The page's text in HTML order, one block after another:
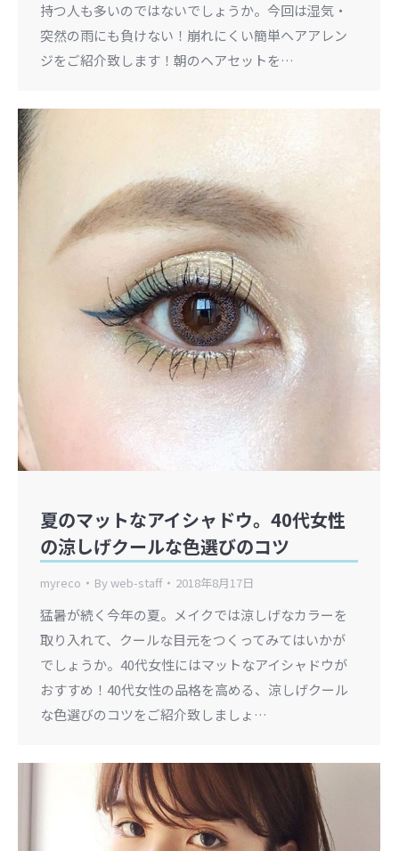
持つ人も多いのではないでしょうか。今回は湿気・
突然の雨にも負けない！崩れにくい簡単ヘアアレン
ジをご紹介致します！朝のヘアセットを…
夏のマットなアイシャドウ。40代女性
の涼しげクールな色選びのコツ
myreco Byweb-staff 2018年8月17日
猛暑が続く今年の夏。メイクでは涼しげなカラーを
取り入れて、クールな目元をつくってみてはいかが
でしょうか。40代女性にはマットなアイシャドウが
おすすめ！40代女性の品格を高める、涼しげクール
な色選びのコツをご紹介致しましょ…